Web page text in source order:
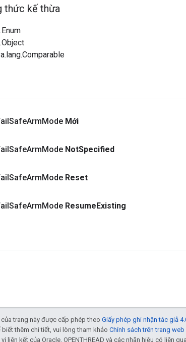
thức kế thừa
SafeArmMode Mới
SafeArmMode NotSpecified
SafeArmMode Reset
SafeArmMode ResumeExisting
trang này được cấp phép theo Giấy phép ghi nhận tác giả
biết thêm chi tiết, vui lòng tham khảo Chính sách trên trang
liên kết của Oracle. OPENTHREAD và các nhãn hiệu có liên